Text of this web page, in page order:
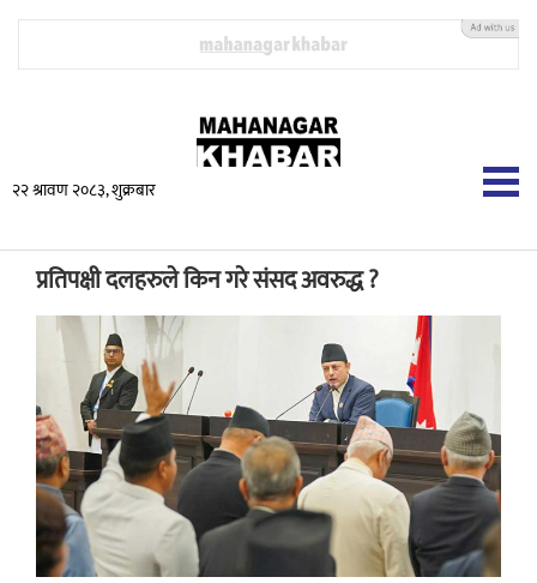
२२ श्रावण २०८३, शुक्रबार
प्रतिपक्षी दलहरुले किन गरे संसद अवरुद्ध ?